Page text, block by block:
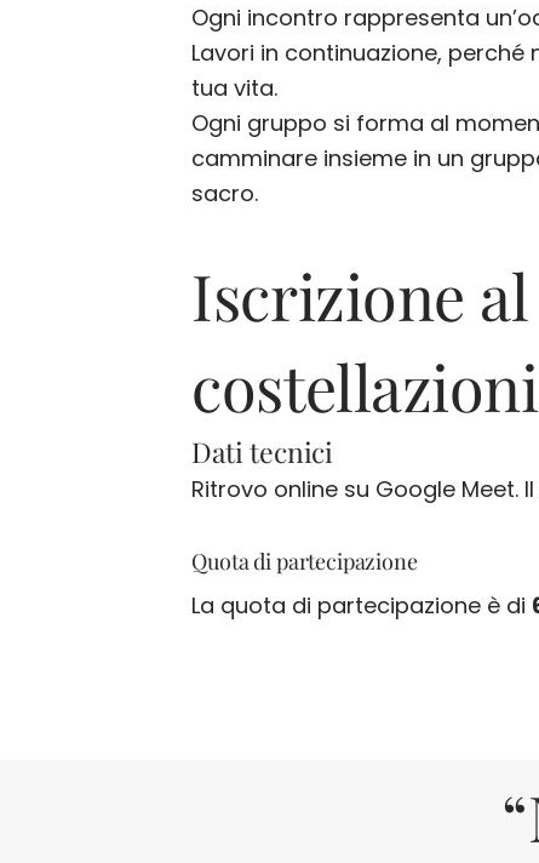
Ogni incontro rappresenta
Lavori in continuazione,
tua vita.
Ogni gruppo si forma al
camminare insieme in un
sacro.
Iscrizione
Dati tecnici
Ritrovo online su Google Meet.
Quota di partecipazione
La quota di partecipazione è di